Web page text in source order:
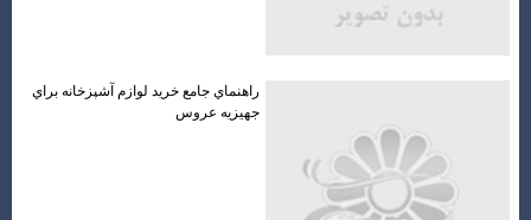
راهنماي جامع خريد لوازم آشپزخانه براي
جهيزيه عروس